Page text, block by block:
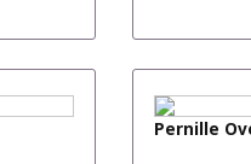
Pernille